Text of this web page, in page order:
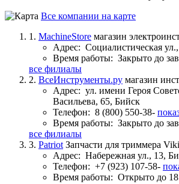
Все компании на карте
1. MachineStore магазин
Адрес: Социалистическая
Время работы: Закрыто до
все филиалы
2. ВсеИнструменты.ру магазин
Адрес: ул. имени Героя
Васильева, 65, Бийск
Телефон: 8 (800) 550-38-
Время работы: Закрыто до
все филиалы
3. Patriot Запчасти для триммера
Адрес: Набережная ул., 13,
Телефон: +7 (923) 107-58-
Время работы: Открыто до